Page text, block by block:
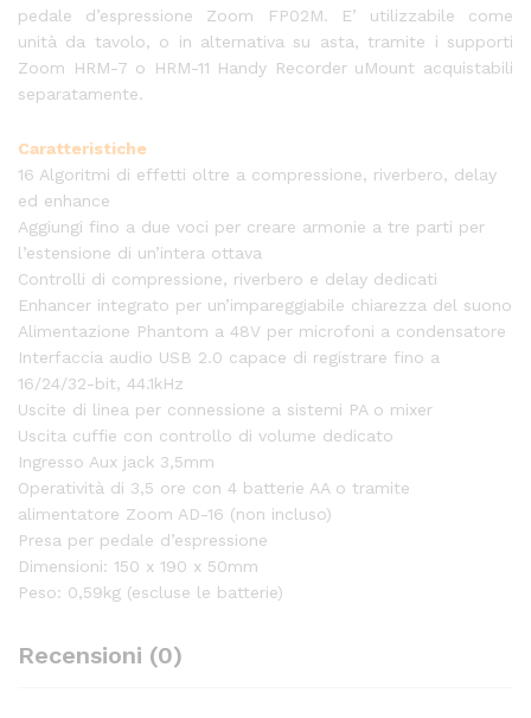
pedale d’espressione Zoom FP02M. E’ utilizzabile come
unità da tavolo, o in alternativa su asta, tramite i supporti
Zoom HRM-7 o HRM-11 Handy Recorder uMount acquistabili
separatamente.
Caratteristiche
16 Algoritmi di effetti oltre a compressione, riverbero, delay
ed enhance
Aggiungi fino a due voci per creare armonie a tre parti per
l’estensione di un’intera ottava
Controlli di compressione, riverbero e delay dedicati
Enhancer integrato per un’impareggiabile chiarezza del suono
Alimentazione Phantom a 48V per microfoni a condensatore
Interfaccia audio USB 2.0 capace di registrare fino a
16/24/32-bit, 44.1kHz
Uscite di linea per connessione a sistemi PA o mixer
Uscita cuffie con controllo di volume dedicato
Ingresso Aux jack 3,5mm
Operatività di 3,5 ore con 4 batterie AA o tramite
alimentatore Zoom AD-16 (non incluso)
Presa per pedale d’espressione
Dimensioni: 150 x 190 x 50mm
Peso: 0,59kg (escluse le batterie)
Recensioni (0)